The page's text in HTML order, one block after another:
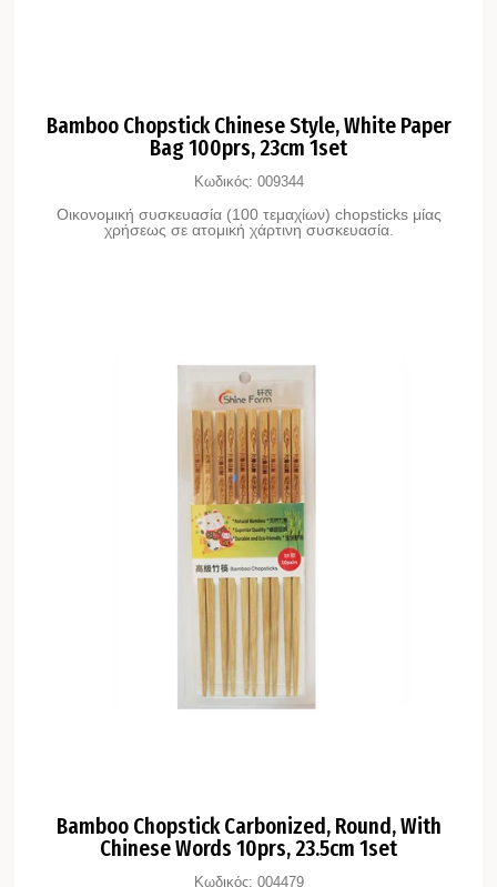
Bamboo Chopstick Chinese Style, White Paper
Bag 100prs, 23cm 1set
Κωδικός: 009344
Οικονομική συσκευασία (100 τεμαχίων) chopsticks μίας
χρήσεως σε ατομική χάρτινη συσκευασία.
Bamboo Chopstick Carbonized, Round, With
Chinese Words 10prs, 23.5cm 1set
Κωδικός: 004479